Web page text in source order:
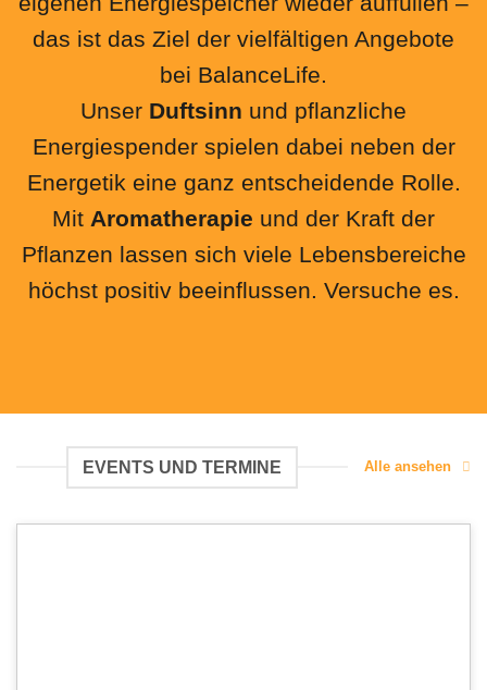
das ist das Ziel der vielfältigen Angebote
bei BalanceLife.
Unser Duftsinn und pflanzliche
Energiespender spielen dabei neben der
Energetik eine ganz entscheidende Rolle.
Mit Aromatherapie und der Kraft der
Pflanzen lassen sich viele Lebensbereiche
höchst positiv beeinflussen. Versuche es.
EVENTS UND TERMINE Alle ansehen